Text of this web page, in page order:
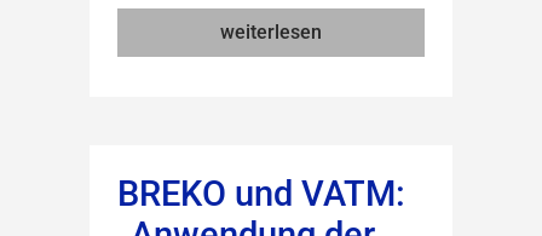
weiterlesen
BREKO und VATM: